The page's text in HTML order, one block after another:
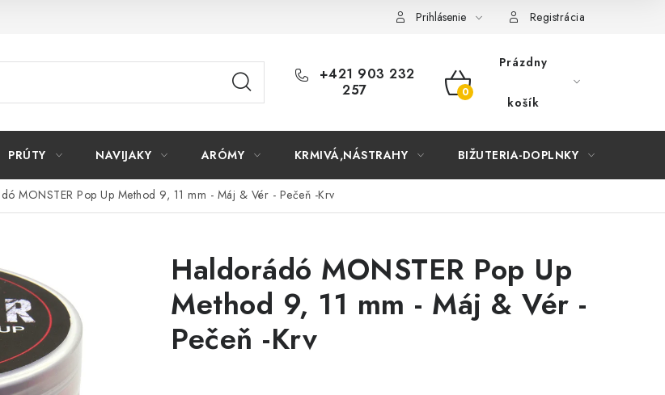
Prihlásenie Registrácia
+421 903 232
257
NÁKUPNÝ
Prázdny
košík
PRÚTY NAVIJAKY ARÓMY KRMIVÁ,NÁSTRAHY BIŽUTERIA-DOPLNKY
MONSTER Pop Up Method 9, 11 mm - Máj & Vér - Pečeň -Krv
Haldorádó MONSTER Pop Up
Method 9, 11 mm - Máj & Vér -
Pečeň -Krv